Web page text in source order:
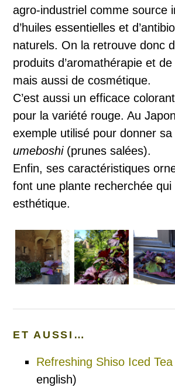
agro-industriel comme source
d’huiles essentielles et
naturels. On la retrouve donc
produits d’aromathérapie et
mais aussi de cosmétique.
C’est aussi un efficace
pour la variété rouge. Au
exemple utilisé pour donner
umeboshi(prunes salées).
Enfin, ses caractéristiques
font une plante recherchée qui
esthétique.
ET AUSSI…
Refreshing Shiso Iced Tea
english)